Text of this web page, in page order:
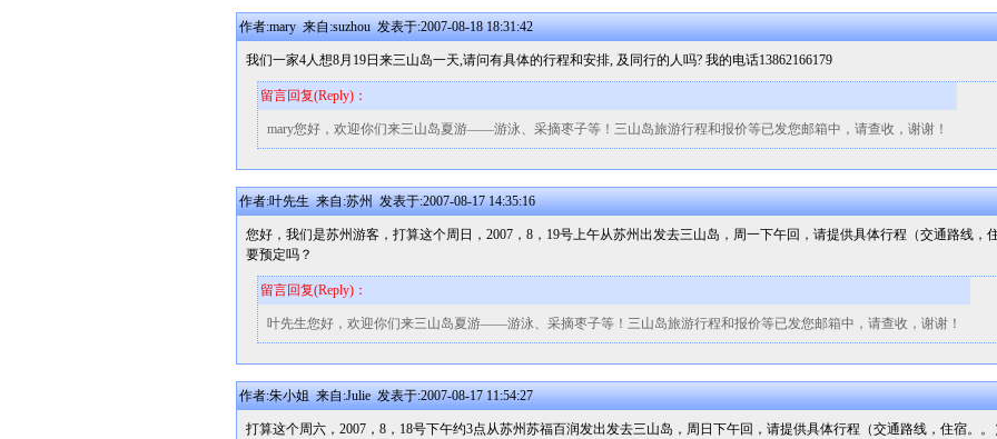
作者:mary 来自:suzhou 发表于:2007-08-18 18:31:42
我们一家4人想8月19日来三山岛一天,请问有具体的行程和安排, 及同行的人吗? 我的电话13862166179
留言回复(Reply)：
mary您好，欢迎你们来三山岛夏游——游泳、采摘枣子等！三山岛旅游行程和报价等已发您邮箱中，请查收，谢谢！
作者:叶先生 来自:苏州 发表于:2007-08-17 14:35:16
您好，我们是苏州游客，打算这个周日，2007，8，19号上午从苏州出发去三山岛，周一下午回，请提供具体行程（交通路线，
要预定吗？
留言回复(Reply)：
叶先生您好，欢迎你们来三山岛夏游——游泳、采摘枣子等！三山岛旅游行程和报价等已发您邮箱中，请查收，谢谢！
作者:朱小姐 来自:Julie 发表于:2007-08-17 11:54:27
打算这个周六，2007，8，18号下午约3点从苏州苏福百润发出发去三山岛，周日下午回，请提供具体行程（交通路线，住宿。